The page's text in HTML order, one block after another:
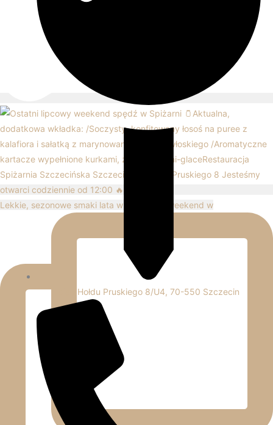
Lekkie, sezonowe smaki lata w najbliższy weekend w
plac Hołdu Pruskiego 8/U4, 70-550 Szczecin